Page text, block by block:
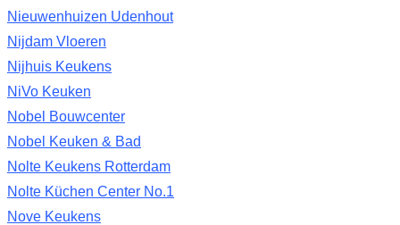
Nieuwenhuizen Udenhout
Nijdam Vloeren
Nijhuis Keukens
NiVo Keuken
Nobel Bouwcenter
Nobel Keuken & Bad
Nolte Keukens Rotterdam
Nolte Küchen Center No.1
Nove Keukens